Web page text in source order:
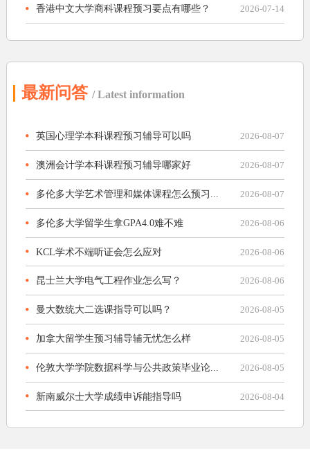
香港中文大学商科课程预习要点有哪些？ 2026-07-14
最新问答 / Latest information
英国心理学本科课程预习辅导可以吗 2026-08-07
澳洲会计学本科课程预习辅导哪家好 2026-08-07
多伦多大学艺术管理和媒体课程怎么预习... 2026-08-07
多伦多大学留学生拿GPA4.0难不难 2026-08-06
KCL学术不端听证会怎么应对 2026-08-06
昆士兰大学电气工程作业怎么写？ 2026-08-06
曼大数统大二选课指导可以吗？ 2026-08-05
加拿大留学生预习辅导辅无忧怎么样 2026-08-05
伦敦大学学院数据科学与公共政策毕业论... 2026-08-05
新南威尔士大学成绩申诉能指导吗 2026-08-04